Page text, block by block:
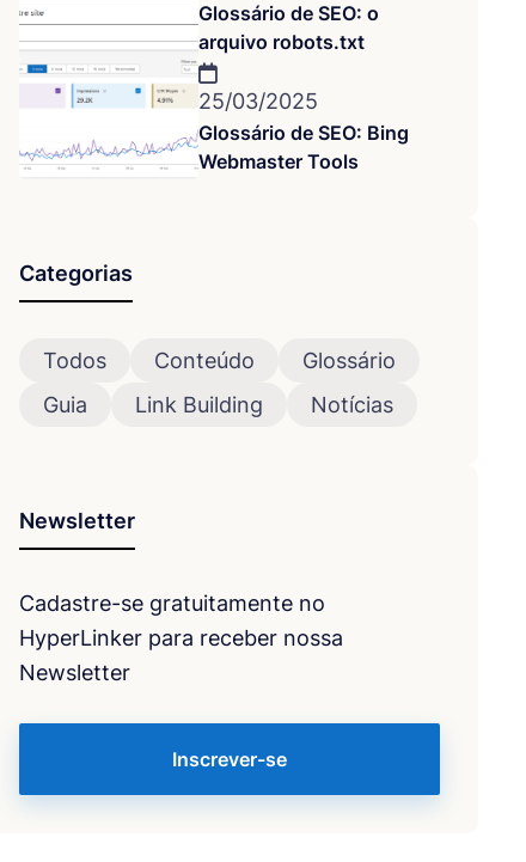
Glossário de SEO: o
arquivo robots.txt
25/03/2025
Glossário de SEO: Bing
Webmaster Tools
Categorias
Todos Conteúdo
Glossário
Guia
Link Building Notícias
Newsletter
Cadastre-se gratuitamente no
HyperLinker para receber nossa
Newsletter
Inscrever-se